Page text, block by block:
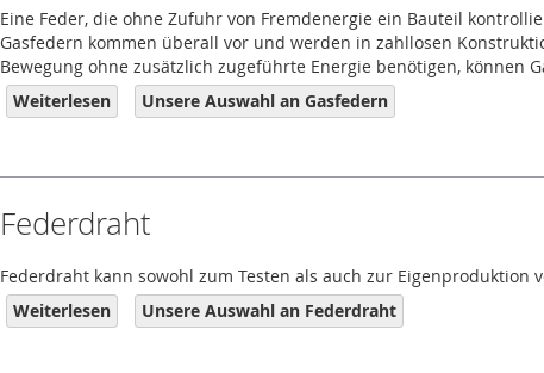
Eine Feder, die ohne Zufuhr von Fremdenergie ein Bauteil
Gasfedern kommen überall vor und werden in zahllosen
Bewegung ohne zusätzlich zugeführte Energie benötigen, können
Weiterlesen
Unsere Auswahl an Gasfedern
Federdraht
Federdraht kann sowohl zum Testen als auch zur
Weiterlesen
Unsere Auswahl an Federdraht